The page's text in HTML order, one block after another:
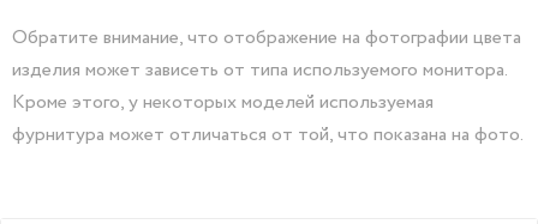
Обратите внимание, что отображение на фотографии цвета
изделия может зависеть от типа используемого монитора.
Кроме этого, у некоторых моделей используемая
фурнитура может отличаться от той, что показана на фото.